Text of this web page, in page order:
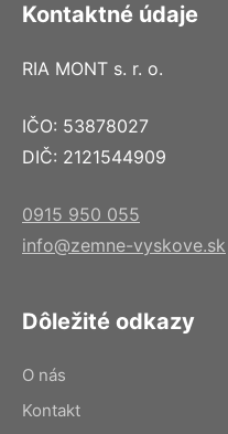
Kontaktné údaje
RIA MONT s. r. o.
IČO: 53878027
DIČ: 2121544909
0915 950 055
info@zemne-vyskove.sk
Dôležité odkazy
O nás
Kontakt